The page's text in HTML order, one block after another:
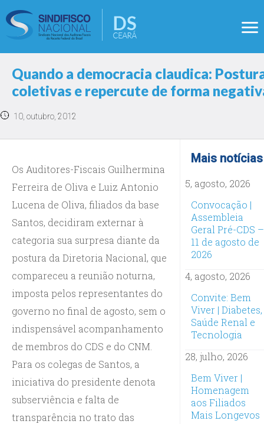
Quando a democracia claudica:
coletivas e repercute de forma
10, outubro, 2012
Os Auditores-Fiscais Guilhermina
Ferreira de Oliva e Luiz Antonio
Lucena de Oliva, filiados da base
Santos, decidiram externar à
categoria sua surpresa diante da
postura da Diretoria Nacional, que
compareceu a reunião noturna,
imposta pelos representantes do
governo no final de agosto, sem o
indispensável acompanhamento
de membros do CDS e do CNM.
Para os colegas de Santos, a
iniciativa do presidente denota
subserviência e falta de
transparência no trato das
Mais notícias
5, agosto, 2026
Convocação |
Assembleia
Geral Pré-CDS –
11 de agosto de
2026
4, agosto, 2026
Convite: Bem
Viver | Diabetes,
Saúde Renal e
Tecnologia
28, julho, 2026
Bem Viver |
Homenagem
aos Filiados
Mais Longevos